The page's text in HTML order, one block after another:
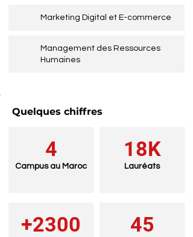
Marketing Digital et E-commerce
Management des Ressources
Humaines
Quelques chiffres
4
Campus au Maroc
+2300
18K
Lauréats
45